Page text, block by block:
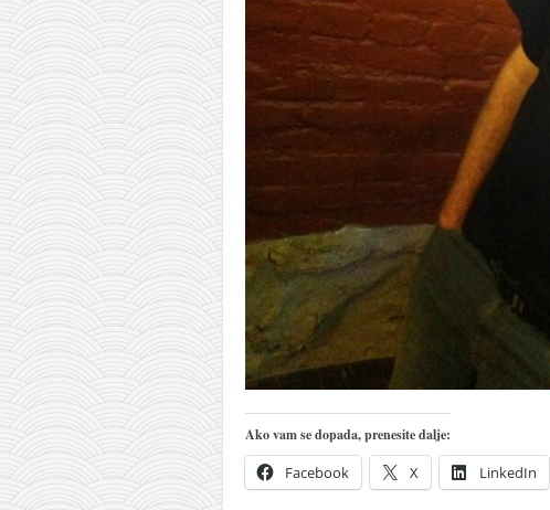
Okinava karate
najnovije na blogu
moje beleške
istorija karatea
bubishi
karate
kihon
naihanchi
kushanku
passai
temashiwari
kobudo
nunchaku
bo
Ako vam se dopada, prenesite dalje:
Facebook X LinkedIn